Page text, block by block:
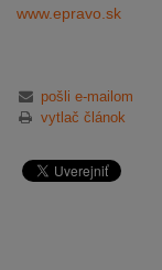
www.epravo.sk
pošli e-mailom
vytlač článok